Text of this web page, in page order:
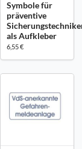
Symbole für
präventive
als Aufkleber
6,55 €